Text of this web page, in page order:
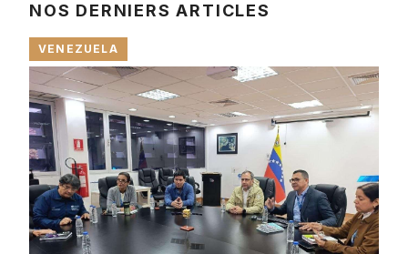
NOS DERNIERS ARTICLES
VENEZUELA